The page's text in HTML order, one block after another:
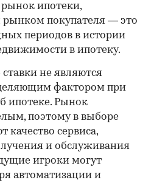
рынок ипотеки,
рынком покупателя — это
периодов в истории
в ипотеку.
не являются
фактором при
ипотеке. Рынок
поэтому в выборе
качество сервиса,
и обслуживания
игроки могут
автоматизации и